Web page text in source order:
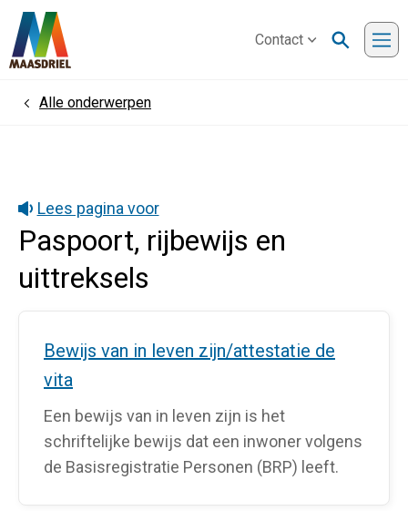
Contact
HomeAlle onderwerpen
Lees pagina voor
Paspoort, rijbewijs en
uittreksels
Bewijs van in leven zijn/attestatie de
vita
Een bewijs van in leven zijn is het
schriftelijke bewijs dat een inwoner volgens
de Basisregistratie Personen (BRP) leeft.